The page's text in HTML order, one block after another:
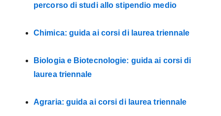
percorso di studi allo stipendio medio
Chimica: guida ai corsi di laurea triennale
Biologia e Biotecnologie: guida ai corsi di
laurea triennale
Agraria: guida ai corsi di laurea triennale